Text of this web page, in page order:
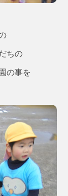
ちの
の事を